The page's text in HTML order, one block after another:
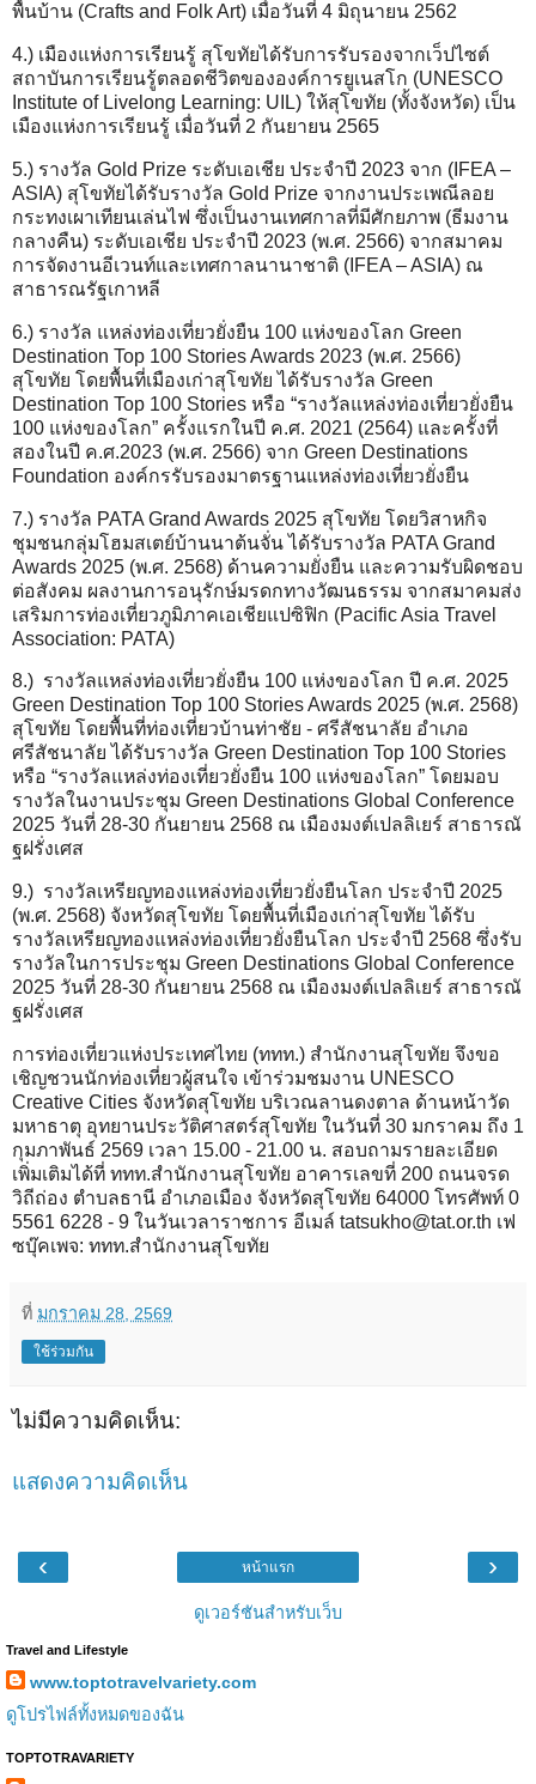
พื้นบ้าน (Crafts and Folk Art) เมื่อวันที่ 4 มิถุนายน 2562
4.) เมืองแห่งการเรียนรู้ สุโขทัยได้รับการรับรองจากเว็ปไซต์
สถาบันการเรียนรู้ตลอดชีวิตขององค์การยูเนสโก (UNESCO
Institute of Livelong Learning: UIL) ให้สุโขทัย (ทั้งจังหวัด) เป็น
เมืองแห่งการเรียนรู้ เมื่อวันที่ 2 กันยายน 2565
5.) รางวัล Gold Prize ระดับเอเชีย ประจำปี 2023 จาก (IFEA –
ASIA) สุโขทัยได้รับรางวัล Gold Prize จากงานประเพณีลอย
กระทงเผาเทียนเล่นไฟ ซึ่งเป็นงานเทศกาลที่มีศักยภาพ (ธีมงาน
กลางคืน) ระดับเอเชีย ประจำปี 2023 (พ.ศ. 2566) จากสมาคม
การจัดงานอีเวนท์และเทศกาลนานาชาติ (IFEA – ASIA) ณ
สาธารณรัฐเกาหลี
6.) รางวัล แหล่งท่องเที่ยวยั่งยืน 100 แห่งของโลก Green
Destination Top 100 Stories Awards 2023 (พ.ศ. 2566)
สุโขทัย โดยพื้นที่เมืองเก่าสุโขทัย ได้รับรางวัล Green
Destination Top 100 Stories หรือ “รางวัลแหล่งท่องเที่ยวยั่งยืน
100 แห่งของโลก” ครั้งแรกในปี ค.ศ. 2021 (2564) และครั้งที่
สองในปี ค.ศ.2023 (พ.ศ. 2566) จาก Green Destinations
Foundation องค์กรรับรองมาตรฐานแหล่งท่องเที่ยวยั่งยืน
7.) รางวัล PATA Grand Awards 2025 สุโขทัย โดยวิสาหกิจ
ชุมชนกลุ่มโฮมสเตย์บ้านนาต้นจั่น ได้รับรางวัล PATA Grand
Awards 2025 (พ.ศ. 2568) ด้านความยั่งยืน และความรับผิดชอบ
ต่อสังคม ผลงานการอนุรักษ์มรดกทางวัฒนธรรม จากสมาคมส่ง
เสริมการท่องเที่ยวภูมิภาคเอเชียแปซิฟิก (Pacific Asia Travel
Association: PATA)
8.) รางวัลแหล่งท่องเที่ยวยั่งยืน 100 แห่งของโลก ปี ค.ศ. 2025
Green Destination Top 100 Stories Awards 2025 (พ.ศ. 2568)
สุโขทัย โดยพื้นที่ท่องเที่ยวบ้านท่าชัย - ศรีสัชนาลัย อำเภอ
ศรีสัชนาลัย ได้รับรางวัล Green Destination Top 100 Stories
หรือ “รางวัลแหล่งท่องเที่ยวยั่งยืน 100 แห่งของโลก” โดยมอบ
รางวัลในงานประชุม Green Destinations Global Conference
2025 วันที่ 28-30 กันยายน 2568 ณ เมืองมงต์เปลลิเยร์ สาธารณั
ฐฝรั่งเศส
9.) รางวัลเหรียญทองแหล่งท่องเที่ยวยั่งยืนโลก ประจำปี 2025
(พ.ศ. 2568) จังหวัดสุโขทัย โดยพื้นที่เมืองเก่าสุโขทัย ได้รับ
รางวัลเหรียญทองแหล่งท่องเที่ยวยั่งยืนโลก ประจำปี 2568 ซึ่งรับ
รางวัลในการประชุม Green Destinations Global Conference
2025 วันที่ 28-30 กันยายน 2568 ณ เมืองมงต์เปลลิเยร์ สาธารณั
ฐฝรั่งเศส
การท่องเที่ยวแห่งประเทศไทย (ททท.) สำนักงานสุโขทัย จึงขอ
เชิญชวนนักท่องเที่ยวผู้สนใจ เข้าร่วมชมงาน UNESCO
Creative Cities จังหวัดสุโขทัย บริเวณลานดงตาล ด้านหน้าวัด
มหาธาตุ อุทยานประวัติศาสตร์สุโขทัย ในวันที่ 30 มกราคม ถึง 1
กุมภาพันธ์ 2569 เวลา 15.00 - 21.00 น. สอบถามรายละเอียด
เพิ่มเติมได้ที่ ททท.สำนักงานสุโขทัย อาคารเลขที่ 200 ถนนจรด
วิถีถ่อง ตำบลธานี อำเภอเมือง จังหวัดสุโขทัย 64000 โทรศัพท์ 0
5561 6228 - 9 ในวันเวลาราชการ อีเมล์ tatsukho@tat.or.th เฟ
ซบุ๊คเพจ: ททท.สำนักงานสุโขทัย
ที่ มกราคม 28, 2569
ใช้ร่วมกัน
ไม่มีความคิดเห็น:
แสดงความคิดเห็น
‹ ›
หน้าแรก
ดูเวอร์ชันสำหรับเว็บ
Travel and Lifestyle
www.toptotravelvariety.com
ดูโปรไฟล์ทั้งหมดของฉัน
TOPTOTRAVARIETY